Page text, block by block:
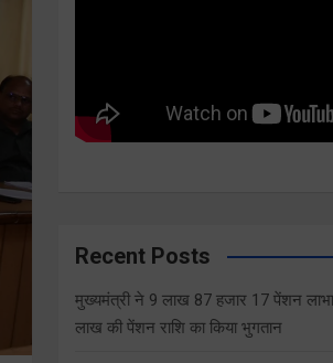
Recent Posts
मुख्यमंत्री ने 9 लाख 87 हजार 17 पेंशन
लाख की पेंशन राशि का किया भुगतान